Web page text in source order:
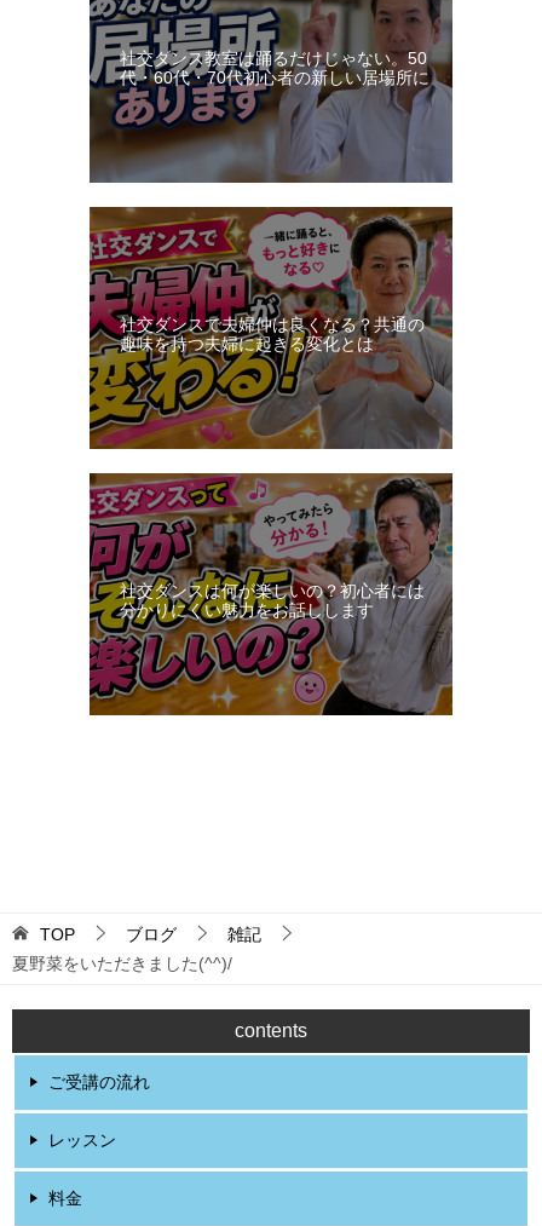
社交ダンス教室は踊るだけじゃない。50
代・60代・70代初心者の新しい居場所に
社交ダンスで夫婦仲は良くなる？共通の
趣味を持つ夫婦に起きる変化とは
社交ダンスは何が楽しいの？初心者には
分かりにくい魅力をお話しします
TOP ブログ
雑記
夏野菜をいただきました(^^)/
contents
ご受講の流れ
レッスン
料金